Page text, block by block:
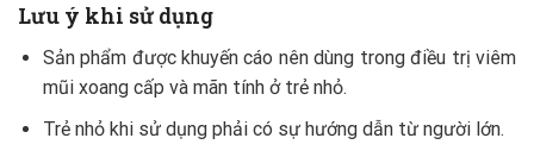
Lưu ý khi sử dụng
Sản phẩm được khuyến cáo nên dùng trong điều trị viêm
mũi xoang cấp và mãn tính ở trẻ nhỏ.
Trẻ nhỏ khi sử dụng phải có sự hướng dẫn từ người lớn.